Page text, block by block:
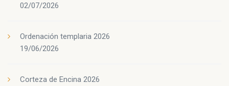
02/07/2026
Ordenación templaria 2026
19/06/2026
Corteza de Encina 2026